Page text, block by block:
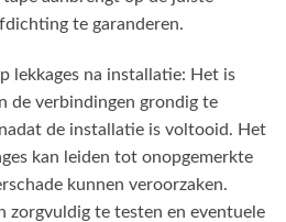
te garanderen.
lekkages na installatie: Het is
de verbindingen grondig te
de installatie is voltooid. Het
kan leiden tot onopgemerkte
kunnen veroorzaken.
zorgvuldig te testen en eventuele